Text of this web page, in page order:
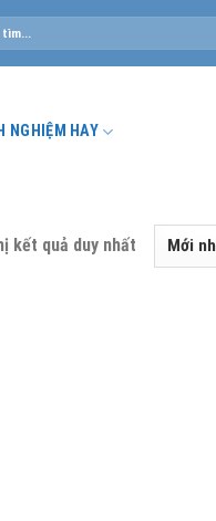
NGHIỆM HAY
kết quả duy nhất